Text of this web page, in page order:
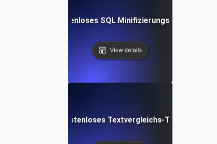
Kostenloses SQL Minifizierungs-Tool
View details
Kostenloses Textvergleichs-Tool